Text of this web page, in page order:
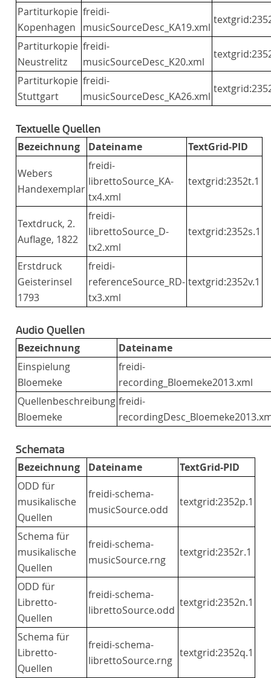
Partiturkopie
Kopenhagen
freidi-
musicSourceDesc_KA19.xml
Partiturkopie
Neustrelitz
freidi-
musicSourceDesc_K20.xml
Partiturkopie
Stuttgart
freidi-
musicSourceDesc_KA26.xml
Textuelle Quellen
Bezeichnung
Dateiname
TextGrid-PID
Webers
Handexemplar
freidi-
librettoSource_KA-
tx4.xml
textgrid:2352t.1
Textdruck, 2.
Auflage, 1822
freidi-
librettoSource_D-
tx2.xml
textgrid:2352s.1
Erstdruck
Geisterinsel
1793
freidi-
referenceSource_RD-
tx3.xml
textgrid:2352v.1
Audio Quellen
Bezeichnung
Dateiname
Einspielung
Bloemeke
freidi-
recording_Bloemeke2013.xml
Quellenbeschreibung
Bloemeke
freidi-
Schemata
Bezeichnung
Dateiname
TextGrid-PID
ODD für
musikalische
Quellen
freidi-schema-
musicSource.odd
textgrid:2352p.1
Schema für
musikalische
Quellen
freidi-schema-
musicSource.rng
textgrid:2352r.1
ODD für
Libretto-
Quellen
freidi-schema-
librettoSource.odd
textgrid:2352n.1
Schema für
Libretto-
Quellen
freidi-schema-
librettoSource.rng
textgrid:2352q.1